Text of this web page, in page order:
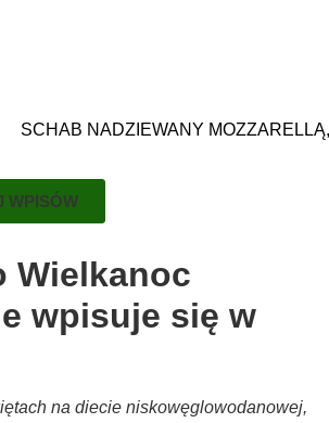
SCHAB NADZIEWANY
WPISÓW
Wielkanoc
wpisuje się w
na diecie niskowęglowodanowej,